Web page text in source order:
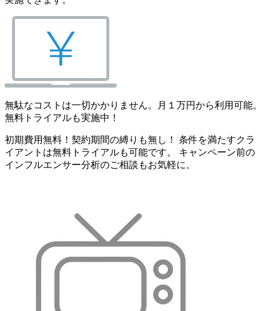
無駄なコストは一切かかりません。月１万円から利用可能。
無料トライアルも実施中！
初期費用無料！契約期間の縛りも無し！ 条件を満たすクラ
イアントは無料トライアルも可能です。 キャンペーン前の
インフルエンサー分析のご相談もお気軽に。